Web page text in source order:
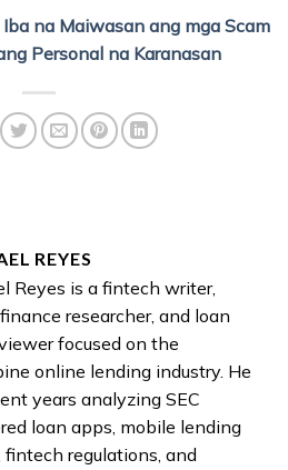
na Maiwasan ang mga Scam
Personal na Karanasan
REYES
Reyes is a fintech writer,
researcher, and loan
focused on the
online lending industry. He
years analyzing SEC
loan apps, mobile lending
fintech regulations, and